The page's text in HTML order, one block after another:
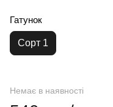
Гатунок
Сорт 1
Немає в наявності